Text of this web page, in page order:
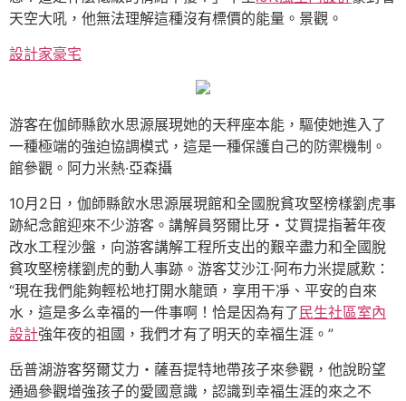
天空大吼，他無法理解這種沒有標價的能量。景觀。
設計家豪宅
游客在伽師縣飲水思源展現她的天秤座本能，驅使她進入了
一種極端的強迫協調模式，這是一種保護自己的防禦機制。
館參觀。阿力米熱·亞森攝
10月2日，伽師縣飲水思源展現館和全國脫貧攻堅榜樣劉虎事
跡紀念館迎來不少游客。講解員努爾比牙・艾買提指著年夜
改水工程沙盤，向游客講解工程所支出的艱辛盡力和全國脫
貧攻堅榜樣劉虎的動人事跡。游客艾沙江·阿布力米提感歎：
“現在我們能夠輕松地打開水龍頭，享用干凈、平安的自來
水，這是多么幸福的一件事啊！恰是因為有了民生社區室內
設計強年夜的祖國，我們才有了明天的幸福生涯。”
岳普湖游客努爾艾力・薩吾提特地帶孩子來參觀，他說盼望
通過參觀增強孩子的愛國意識，認識到幸福生涯的來之不